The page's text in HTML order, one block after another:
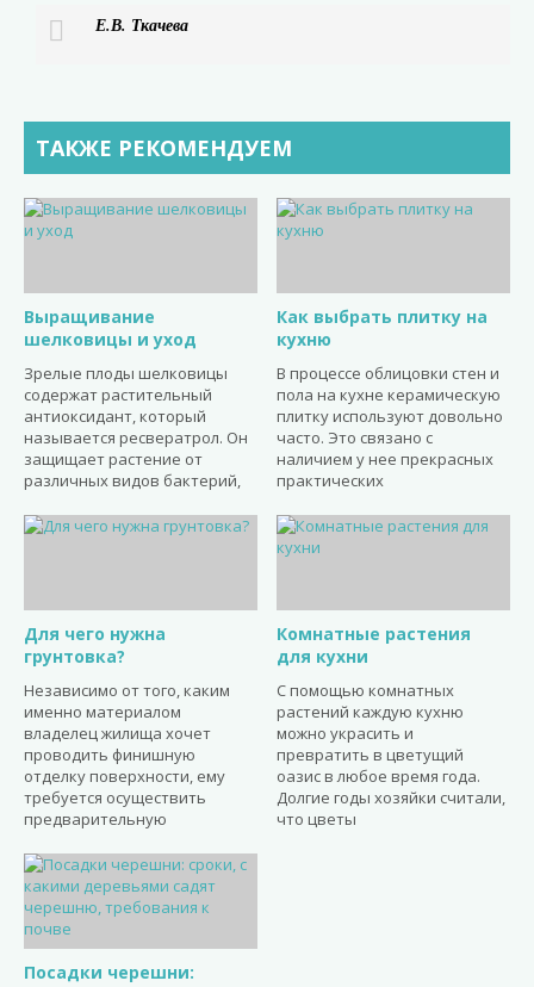
Е.В. Ткачева
ТАКЖЕ РЕКОМЕНДУЕМ
Выращивание
шелковицы и уход
Зрелые плоды шелковицы
содержат растительный
антиоксидант, который
называется ресвератрол. Он
защищает растение от
различных видов бактерий,
Как выбрать плитку на
кухню
В процессе облицовки стен и
пола на кухне керамическую
плитку используют довольно
часто. Это связано с
наличием у нее прекрасных
практических
Для чего нужна
грунтовка?
Независимо от того, каким
именно материалом
владелец жилища хочет
проводить финишную
отделку поверхности, ему
требуется осуществить
предварительную
Комнатные растения
для кухни
С помощью комнатных
растений каждую кухню
можно украсить и
превратить в цветущий
оазис в любое время года.
Долгие годы хозяйки считали,
что цветы
Посадки черешни: